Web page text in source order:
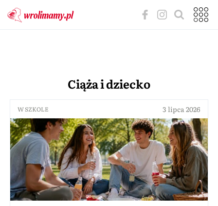
Ciąża i dziecko
W SZKOLE 3 lipca 2026